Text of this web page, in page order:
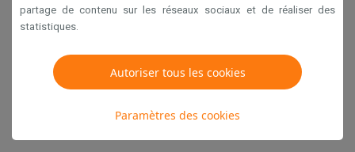
partage de contenu sur les réseaux sociaux et de réaliser des
statistiques.
Autoriser tous les cookies
Paramètres des cookies